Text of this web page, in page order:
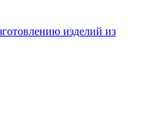
изделий из